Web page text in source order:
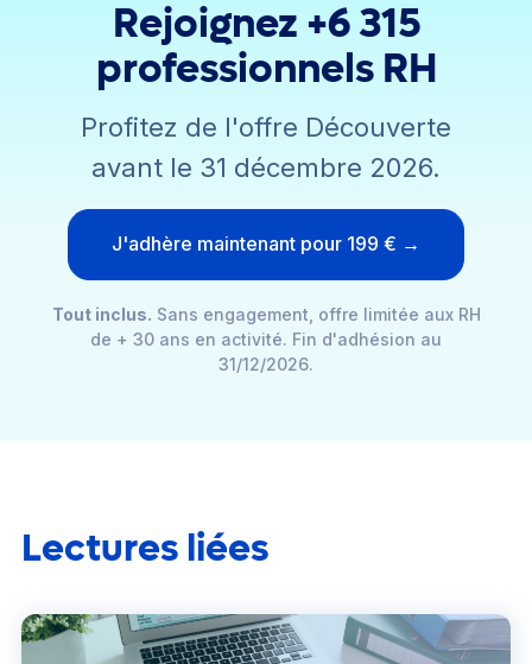
Rejoignez +6 315
professionnels RH
Profitez de l'offre Découverte
avant le 31 décembre 2026.
J'adhère maintenant pour 199 € →
Tout inclus. Sans engagement, offre limitée aux RH
de + 30 ans en activité. Fin d'adhésion au
31/12/2026.
Lectures liées